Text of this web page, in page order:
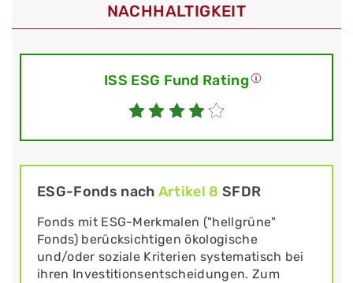
NACHHALTIGKEIT
ISS ESG Fund Rating
ESG-Fonds nach Artikel 8 SFDR
Fonds mit ESG-Merkmalen ("hellgrüne"
Fonds) berücksichtigen ökologische
und/oder soziale Kriterien systematisch bei
ihren Investitionsentscheidungen. Zum